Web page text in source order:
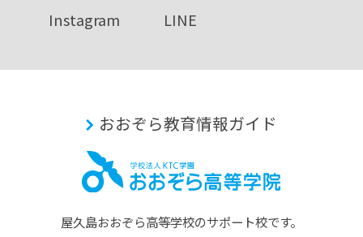
Instagram LINE
おおぞら教育情報ガイド
屋久島おおぞら⾼等学校のサポート校です。